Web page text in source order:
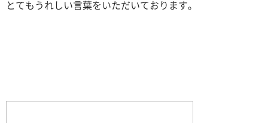
とてもうれしい言葉をいただいております。